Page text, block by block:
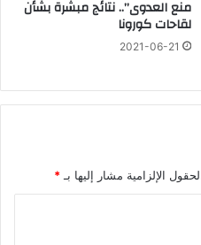
منع العدوى”.. نتائج مبشرة بشأن
لقاحات كورونا
2021-06-21
الإلزامية مشار إليها بـ *